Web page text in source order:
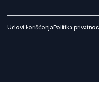
Uslovi korišćenjaPolitika